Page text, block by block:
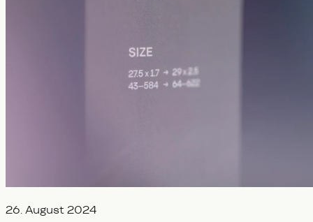
Veröffentlicht am
26. August 2024